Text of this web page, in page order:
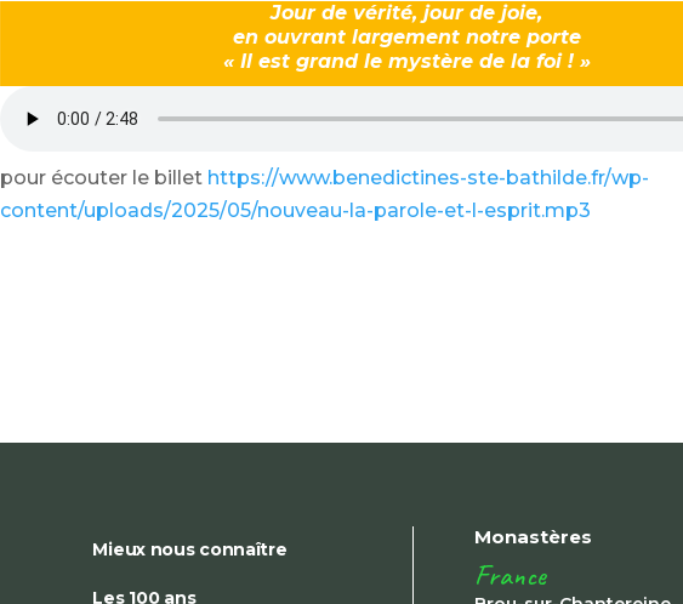
Jour de vérité, jour de joie,
en ouvrant largement notre porte
« Il est grand le mystère de la foi ! »
pour écouter le billet https://www.benedictines-ste-bathilde.fr/wp-
content/uploads/2025/05/nouveau-la-parole-et-l-esprit.mp3
Mieux nous connaître
Les 100 ans
Monastères
France